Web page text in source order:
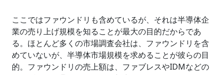
ここではファウンドリも含めているが、それは半導体企
業の売り上げ規模を知ることが最大の目的だからであ
る。ほとんど多くの市場調査会社は、ファウンドリを含
めていないが、半導体市場規模を求めることが彼らの目
的。ファウンドリの売上額は、ファブレスやIDMなどの